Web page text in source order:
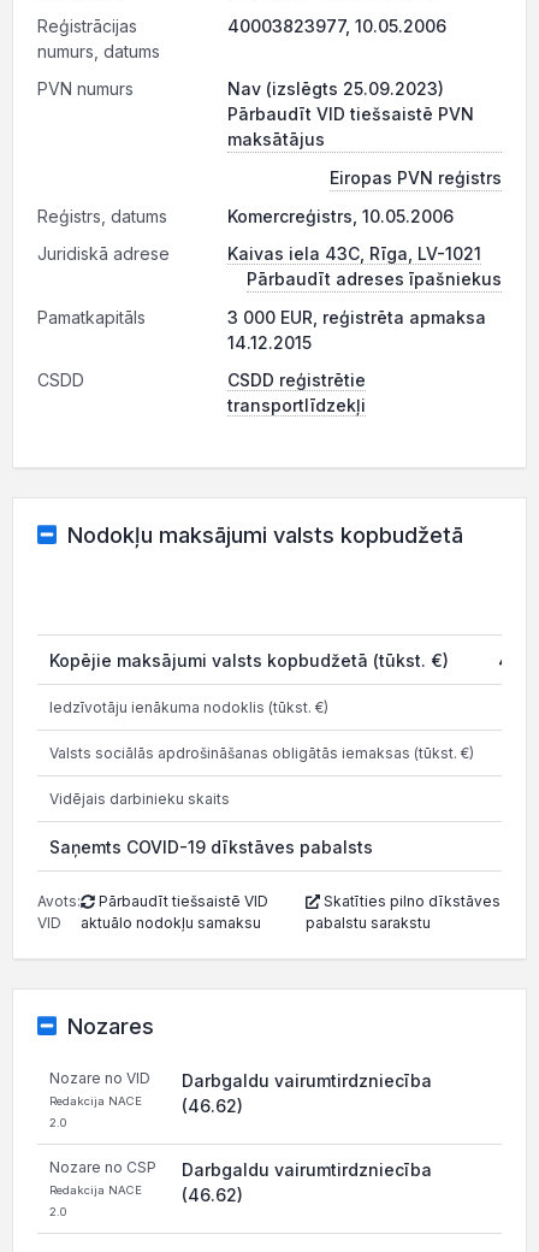
Reģistrācijas
numurs, datums
40003823977, 10.05.2006
PVN numurs
Nav (izslēgts 25.09.2023)
Pārbaudīt VID tiešsaistē PVN
maksātājus
Eiropas PVN reģistrs
Reģistrs, datums
Komercreģistrs, 10.05.2006
Juridiskā adrese
Kaivas iela 43C, Rīga, LV-1021
Pārbaudīt adreses īpašniekus
Pamatkapitāls
3 000 EUR, reģistrēta apmaksa
14.12.2015
CSDD
CSDD reģistrētie
transportlīdzekļi
Nodokļu maksājumi valsts kopbudžetā
Kopējie maksājumi valsts kopbudžetā (tūkst. €)
Iedzīvotāju ienākuma nodoklis (tūkst. €)
Valsts sociālās apdrošināšanas obligātās iemaksas (tūkst. €)
Vidējais darbinieku skaits
Saņemts COVID-19 dīkstāves pabalsts
Avots:
VID
Pārbaudīt tiešsaistē VID
aktuālo nodokļu samaksu
Skatīties pilno dīkstāves
pabalstu sarakstu
Nozares
Nozare no VID
Redakcija NACE
2.0
Darbgaldu vairumtirdzniecība
(46.62)
Nozare no CSP
Redakcija NACE
2.0
Darbgaldu vairumtirdzniecība
(46.62)